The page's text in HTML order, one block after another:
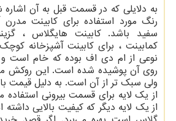
به دلایلی که در قسمت قبل به آن
رنگ مورد استفاده برای کابینت
سفید باشد. کابینت هایگلاس ،
کمابینت ، برای کابینت آشپزخانه
نوعی از ام دی اف بوده که خام
روی آن پوشیده شده است. این روکش
ولی سبک تر از آن است. به دلیل قیمت
از یک لایه برای قسمت بیرونی
از یک لایه دیگر که کیفیت بالایی داشته